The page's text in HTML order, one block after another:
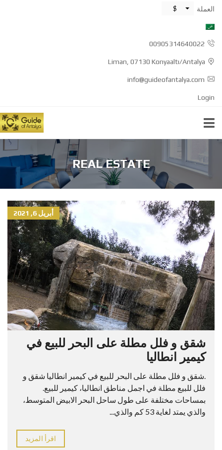
العملة $
00905314640022
Liman, 07130 Konyaaltı/Antalya
info@guideofantalya.com
Login
REAL ESTATE
أبريل 6, 2021
شقق و فلل مطلة على البحر للبيع في
كيمير انطاليا
.شقق و فلل مطلة على البحر للبيع في كيمير انطاليا شقق و
فلل للبيع مطلة في اجمل مناطق انطاليا، كيمير للبيع.
بمساحات مختلفة على طول ساحل البحر الابيض المتوسط،
والذي يمتد لغاية 53 كم والذي...
اقرأ المزيد